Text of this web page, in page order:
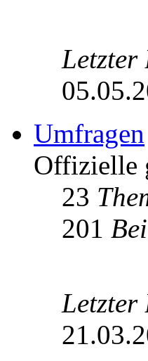
Letzter
Umfragen
Offizielle
23
201
Letzter